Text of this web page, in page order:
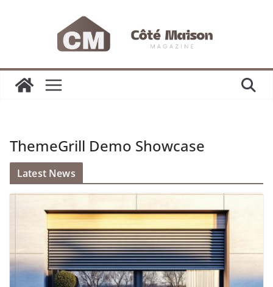
ThemeGrill Demo Showcase
Latest News